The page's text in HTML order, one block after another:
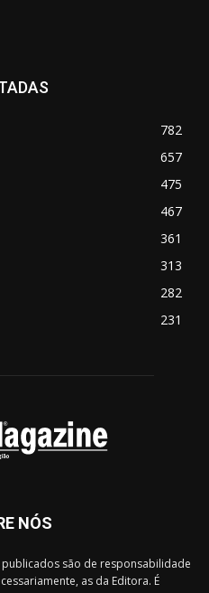
782
657
475
467
361
313
282
231
NÓS
são de responsabilidade
as da Editora. É